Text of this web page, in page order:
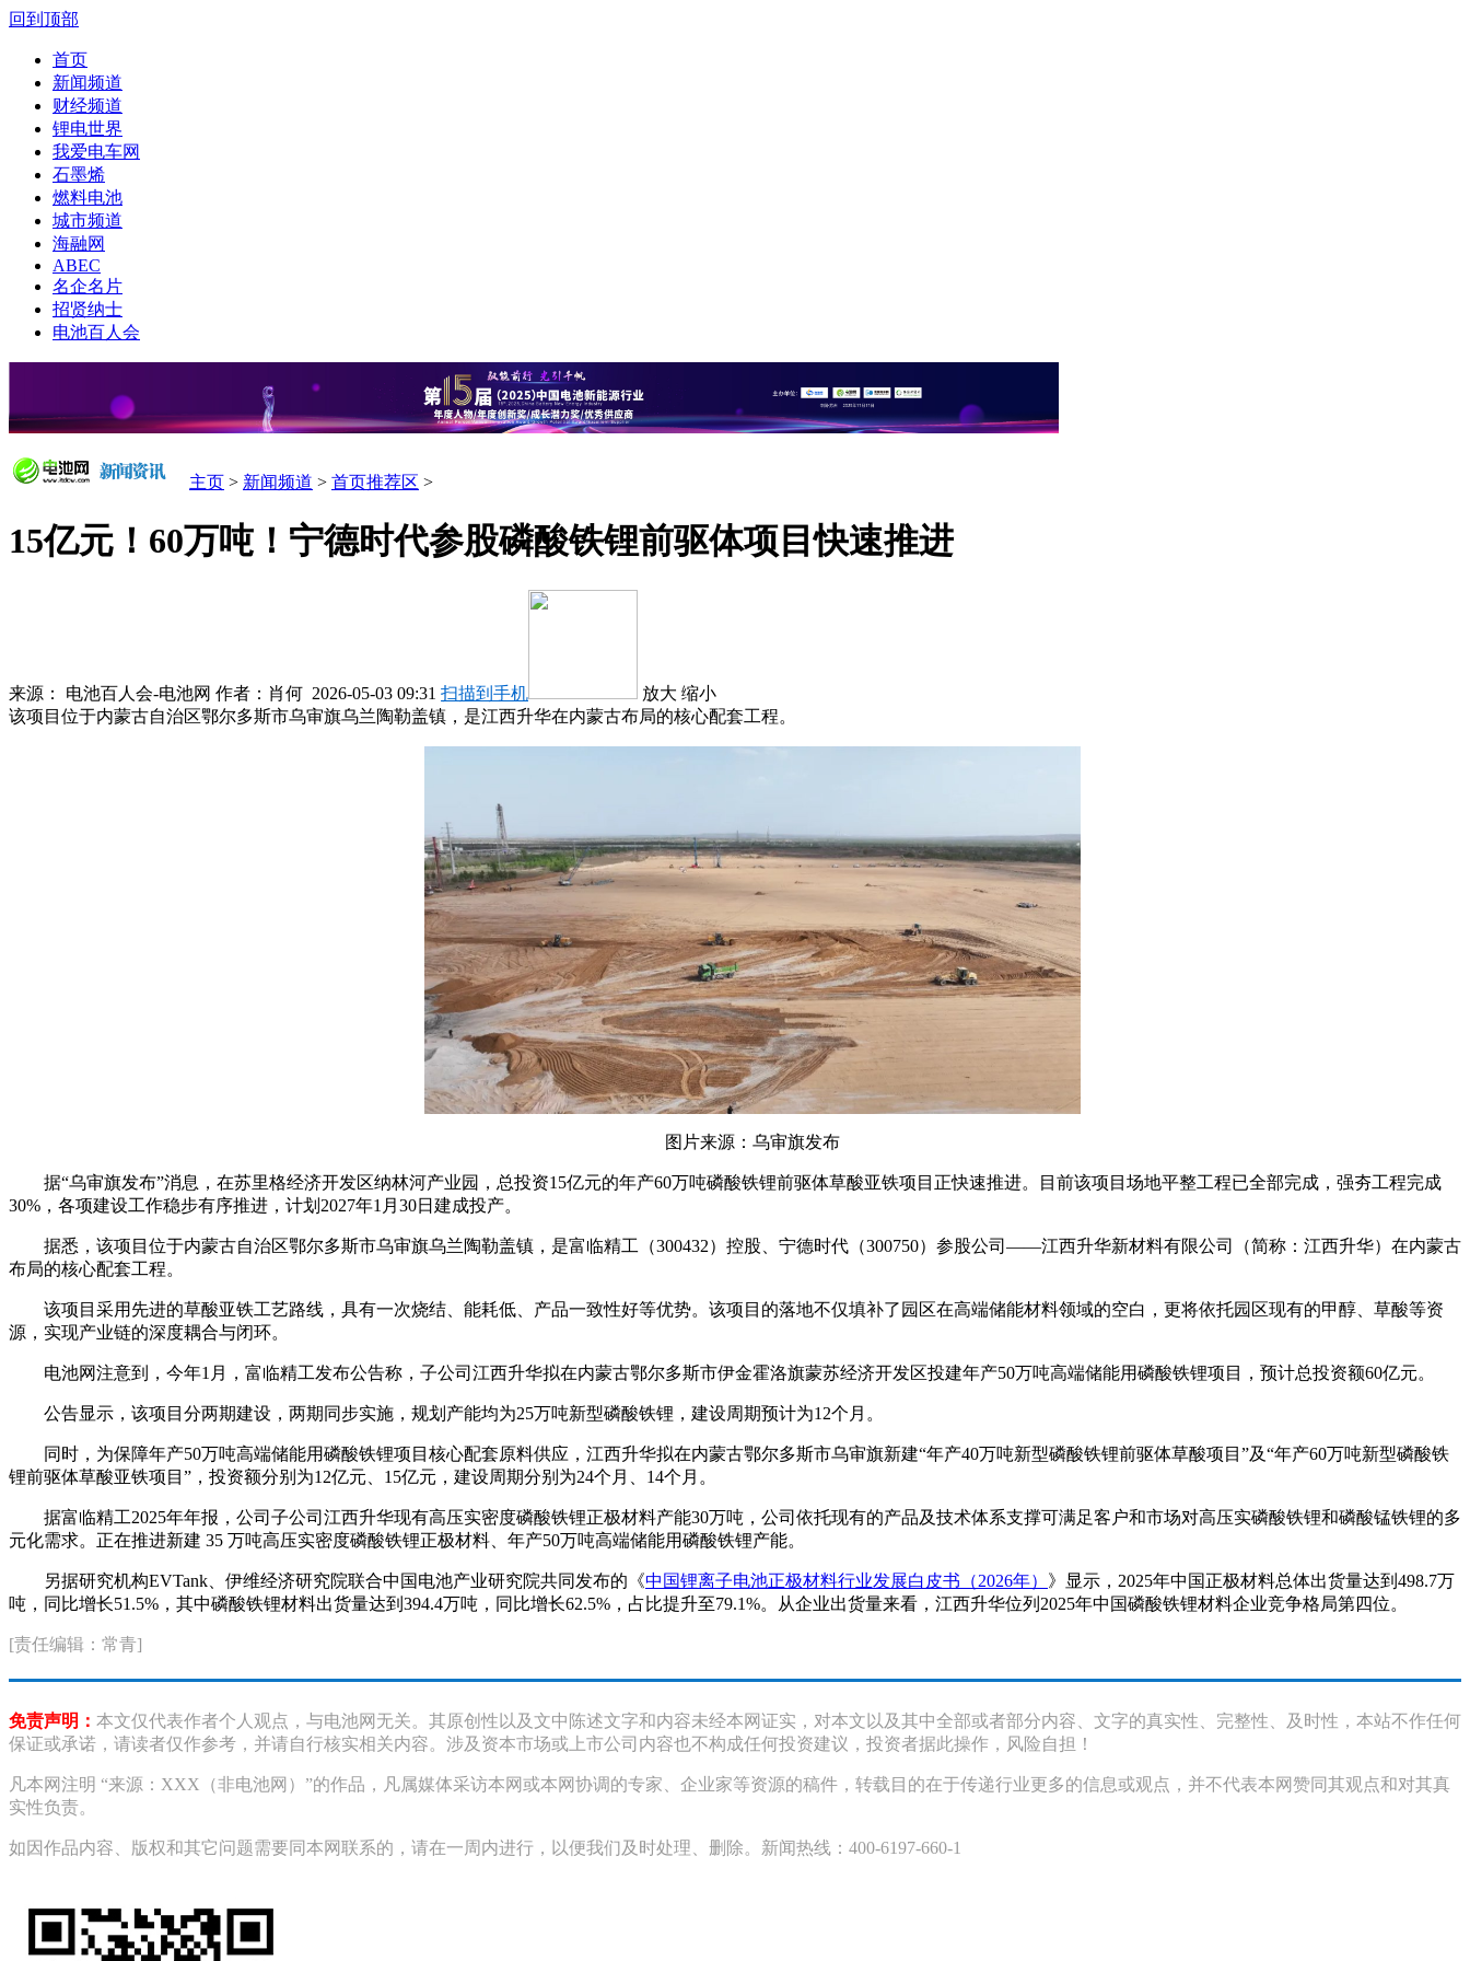
回到顶部
首页
新闻频道
财经频道
锂电世界
我爱电车网
石墨烯
燃料电池
城市频道
海融网
ABEC
名企名片
招贤纳士
电池百人会
主页 > 新闻频道 > 首页推荐区 >
15亿元！60万吨！宁德时代参股磷酸铁锂前驱体项目快速推进
来源： 电池百人会-电池网 作者： 肖何 2026-05-03 09:31 扫描到手机 放大 缩小
该项目位于内蒙古自治区鄂尔多斯市乌审旗乌兰陶勒盖镇，是江西升华在内蒙古布局的核心配套工程。
图片来源：乌审旗发布
据“乌审旗发布”消息，在苏里格经济开发区纳林河产业园，总投资15亿元的年产60万吨磷酸铁锂前驱体草酸亚铁项目正快速推进。目前该项目场地平整工程已全部完成，强夯工程完成
30%，各项建设工作稳步有序推进，计划2027年1月30日建成投产。
据悉，该项目位于内蒙古自治区鄂尔多斯市乌审旗乌兰陶勒盖镇，是富临精工（300432）控股、宁德时代（300750）参股公司——江西升华新材料有限公司（简称：江西升华）在内蒙古
布局的核心配套工程。
该项目采用先进的草酸亚铁工艺路线，具有一次烧结、能耗低、产品一致性好等优势。该项目的落地不仅填补了园区在高端储能材料领域的空白，更将依托园区现有的甲醇、草酸等资
源，实现产业链的深度耦合与闭环。
电池网注意到，今年1月，富临精工发布公告称，子公司江西升华拟在内蒙古鄂尔多斯市伊金霍洛旗蒙苏经济开发区投建年产50万吨高端储能用磷酸铁锂项目，预计总投资额60亿元。
公告显示，该项目分两期建设，两期同步实施，规划产能均为25万吨新型磷酸铁锂，建设周期预计为12个月。
同时，为保障年产50万吨高端储能用磷酸铁锂项目核心配套原料供应，江西升华拟在内蒙古鄂尔多斯市乌审旗新建“年产40万吨新型磷酸铁锂前驱体草酸项目”及“年产60万吨新型磷酸铁
锂前驱体草酸亚铁项目”，投资额分别为12亿元、15亿元，建设周期分别为24个月、14个月。
据富临精工2025年年报，公司子公司江西升华现有高压实密度磷酸铁锂正极材料产能30万吨，公司依托现有的产品及技术体系支撑可满足客户和市场对高压实磷酸铁锂和磷酸锰铁锂的多
元化需求。正在推进新建 35 万吨高压实密度磷酸铁锂正极材料、年产50万吨高端储能用磷酸铁锂产能。
另据研究机构EVTank、伊维经济研究院联合中国电池产业研究院共同发布的《中国锂离子电池正极材料行业发展白皮书（2026年） 》显示，2025年中国正极材料总体出货量达到498.7万
吨，同比增长51.5%，其中磷酸铁锂材料出货量达到394.4万吨，同比增长62.5%，占比提升至79.1%。从企业出货量来看，江西升华位列2025年中国磷酸铁锂材料企业竞争格局第四位。
[责任编辑：常青]
免责声明： 本文仅代表作者个人观点，与电池网无关。其原创性以及文中陈述文字和内容未经本网证实，对本文以及其中全部或者部分内容、文字的真实性、完整性、及时性，本站不作任何
保证或承诺，请读者仅作参考，并请自行核实相关内容。涉及资本市场或上市公司内容也不构成任何投资建议，投资者据此操作，风险自担！
凡本网注明 “来源：XXX（非电池网）”的作品，凡属媒体采访本网或本网协调的专家、企业家等资源的稿件，转载目的在于传递行业更多的信息或观点，并不代表本网赞同其观点和对其真
实性负责。
如因作品内容、版权和其它问题需要同本网联系的，请在一周内进行，以便我们及时处理、删除。新闻热线：400-6197-660-1